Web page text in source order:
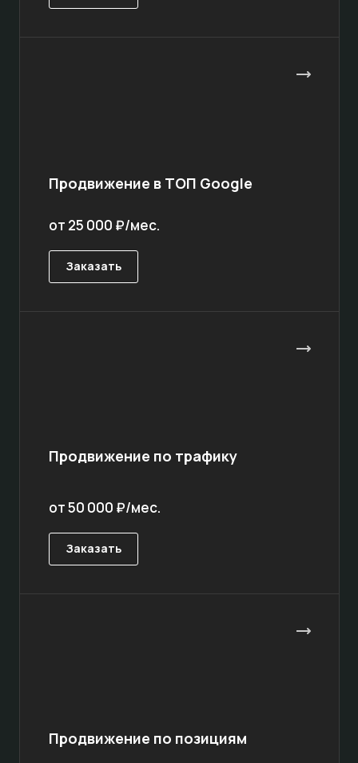
Продвижение в ТОП Google
от 25 000 ₽/мес.
Заказать
Продвижение по трафику
от 50 000 ₽/мес.
Заказать
Продвижение по позициям